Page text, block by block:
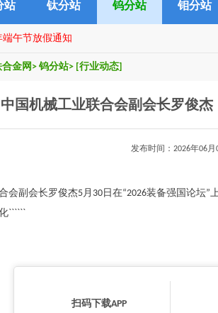
站 钛分站 钨分站 钼分站
端午节放假通知
金网> 钨分站> [行业动态]
中国机械工业联合会副会长罗俊
发布时间：2026年06
会副会长罗俊杰5月30日在“2026装备强国论坛
``````
扫码下载APP